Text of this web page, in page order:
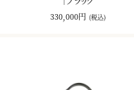
330,000円 (税込)